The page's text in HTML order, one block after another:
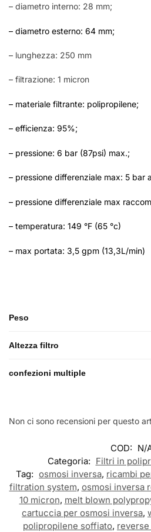
– diametro interno: 28 mm;
– diametro esterno: 64 mm;
– lunghezza: 250 mm
– filtrazione: 1 micron
– materiale filtrante: polipropilene;
– efficienza: 95%;
– pressione: 6 bar (87psi) max.;
– pressione differenziale max: 5 bar
– pressione differenziale max
– temperatura: 149 °F (65 °c)
– max portata: 3,5 gpm (13,3L/min)
Peso
Altezza filtro
confezioni multiple
Non ci sono recensioni per questo
COD: N/
Categoria: Filtri in
Tag: osmosi inversa, ricambi
filtration system, osmosi inversa
10 micron, melt blown
cartuccia per osmosi inversa,
polipropilene soffiato,